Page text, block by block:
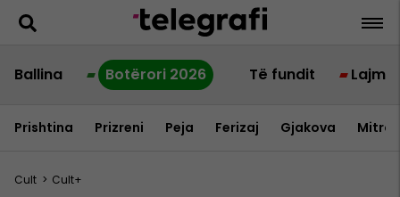
Ballina Botërori 2026 Të fundit Lajme
Prishtina Prizreni Peja Ferizaj Gjakova
Cult > Cult+